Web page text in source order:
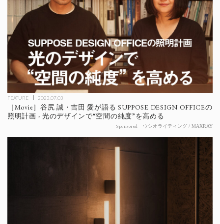
FEATURE 2023.07.03
［Movie］谷尻 誠・吉田 愛が語る SUPPOSE DESIGN OFFICEの
照明計画 - 光のデザインで“空間の純度”を高める
Sponsored ウシオライティング / MAXRAY